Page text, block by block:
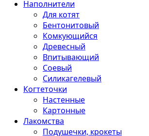
Наполнители
Для котят
Бентонитовый
Комкующийся
Древесный
Впитывающий
Соевый
Силикагелевый
Когтеточки
Настенные
Картонные
Лакомства
Подушечки, крокеты